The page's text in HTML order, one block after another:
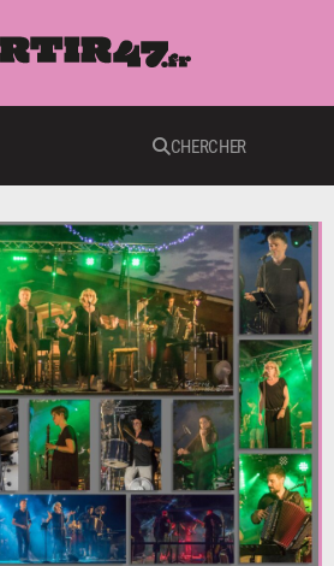
CHERCHER